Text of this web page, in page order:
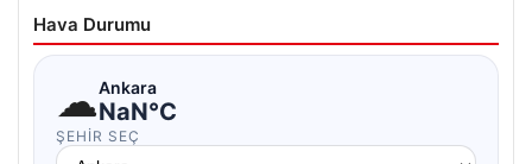
Hava Durumu
☁Ankara
NaN°C
ŞEHIR SEÇ